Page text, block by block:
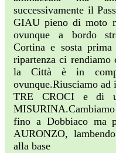
successivamente il
GIAU pieno di moto
ovunque a bordo
Cortina e sosta
ripartenza ci
la Città è in
ovunque.Riusciamo ad
TRE CROCI e di
fino a Dobbiaco ma
AURONZO,
alla base